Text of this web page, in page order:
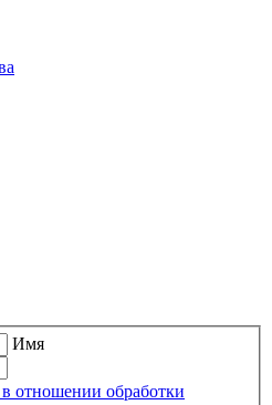
Имя
отношении обработки